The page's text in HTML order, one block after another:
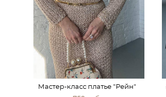
Мастер-класс платье "Рейн"